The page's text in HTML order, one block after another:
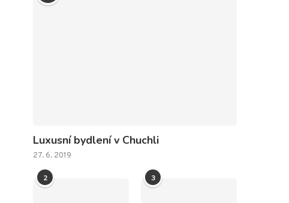
Luxusní bydlení v Chuchli
27. 6. 2019
2 3